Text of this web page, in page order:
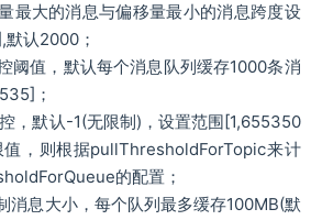
最大的消息与偏移量最小的消息跨度设
认2000；
阈值，默认每个消息队列缓存1000条消
；
，默认-1(无限制)，设置范围[1,655350
，则根据pullThresholdForTopic来计
的配置；
消息大小，每个队列最多缓存100MB(默